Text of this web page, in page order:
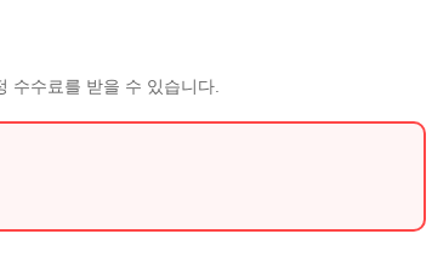
수수료를 받을 수 있습니다.